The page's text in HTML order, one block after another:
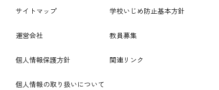
サイトマップ
運営会社
個人情報保護方針
個人情報の取り扱いについて
学校いじめ防止基本方針
教員募集
関連リンク